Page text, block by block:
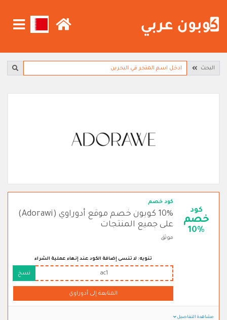
البحث
كود
خصم
10%
كود خصم
10% كوبون خصم موقع أدوراوي (Adorawi)
على جميع المنتجات
موثق
تنويه: لا تنسى إضافة الكود عند إنهاء عملية الشراء
ac1 نسخ
المتابعة إلى أدوراوي
مشاهدة التفاصيل